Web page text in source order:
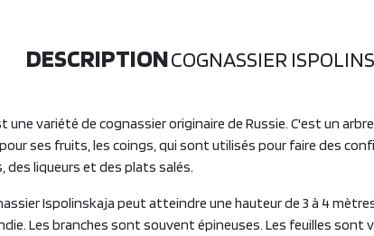
DESCRIPTIONCOGNASSIER
une variété de cognassier originaire de Russie. C'est un
ses fruits, les coings, qui sont utilisés pour faire des
des liqueurs et des plats salés.
Ispolinskaja peut atteindre une hauteur de 3 à 4
Les branches sont souvent épineuses. Les feuilles sont